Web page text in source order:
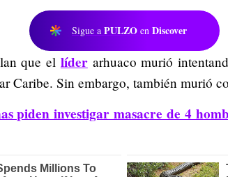
Sigue a PULZO en Discover
que el líderarhuaco murió
Caribe. Sin embargo, también murió
piden investigar masacre de 4